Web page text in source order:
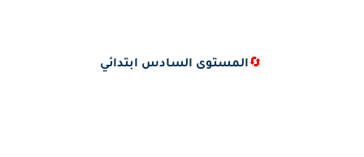
🔄المستوى السادس ابتدائي